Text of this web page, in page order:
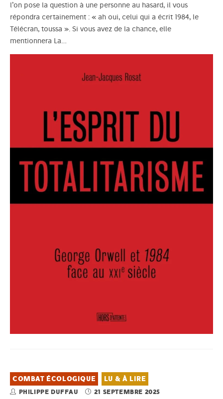
l’on pose la question à une personne au hasard, il vous
répondra certainement : « ah oui, celui qui a écrit 1984, le
Télécran, toussa ». Si vous avez de la chance, elle
mentionnera La…
COMBAT ÉCOLOGIQUE LU & À LIRE
PHILIPPE DUFFAU 21 SEPTEMBRE 2025